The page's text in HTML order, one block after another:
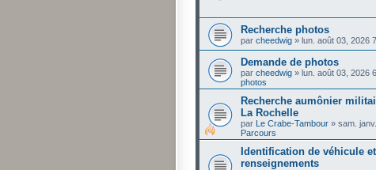
Recherche photos
par cheedwig » lun. août 03, 2026
Demande de photos
par cheedwig » lun. août 03, 2026
photos
Recherche aumônier
La Rochelle
par Le Crabe-Tambour » sam.
Parcours
Identification de véhicule
renseignements